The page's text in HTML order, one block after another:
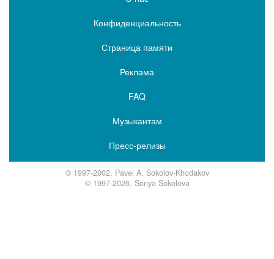
Конфиденциальность
Страница памяти
Реклама
FAQ
Музыкантам
Пресс-релизы
© 1997-2002, Pavel A. Sokolov-Khodakov
© 1997-2026, Sonya Sokolova